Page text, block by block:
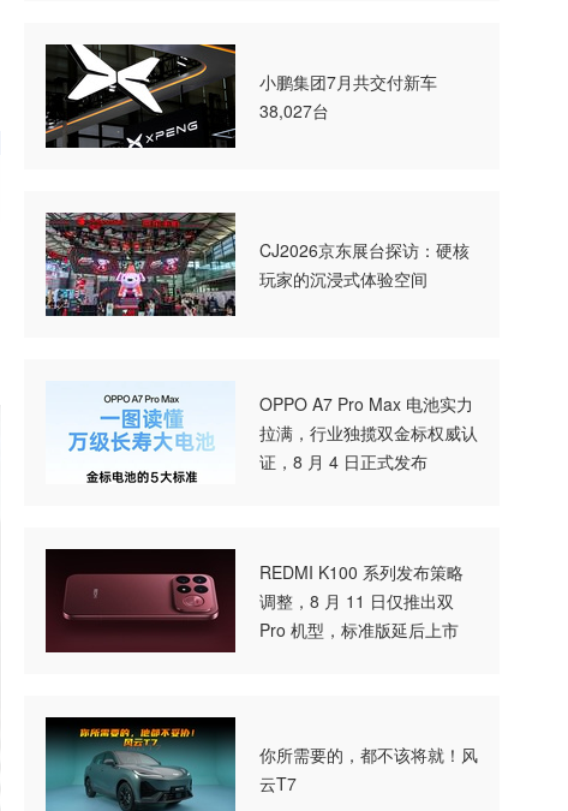
小鹏集团7月共交付新车
38,027台
CJ2026京东展台探访：硬核
玩家的沉浸式体验空间
OPPO A7 Pro Max 电池实力
拉满，行业独揽双金标权威认
证，8 月 4 日正式发布
REDMI K100 系列发布策略
调整，8 月 11 日仅推出双
Pro 机型，标准版延后上市
你所需要的，都不该将就！风
云T7